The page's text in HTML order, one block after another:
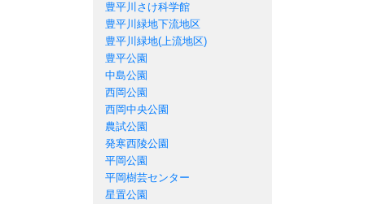
豊平川さけ科学館
豊平川緑地下流地区
豊平川緑地(上流地区)
豊平公園
中島公園
西岡公園
西岡中央公園
農試公園
発寒西陵公園
平岡公園
平岡樹芸センター
星置公園